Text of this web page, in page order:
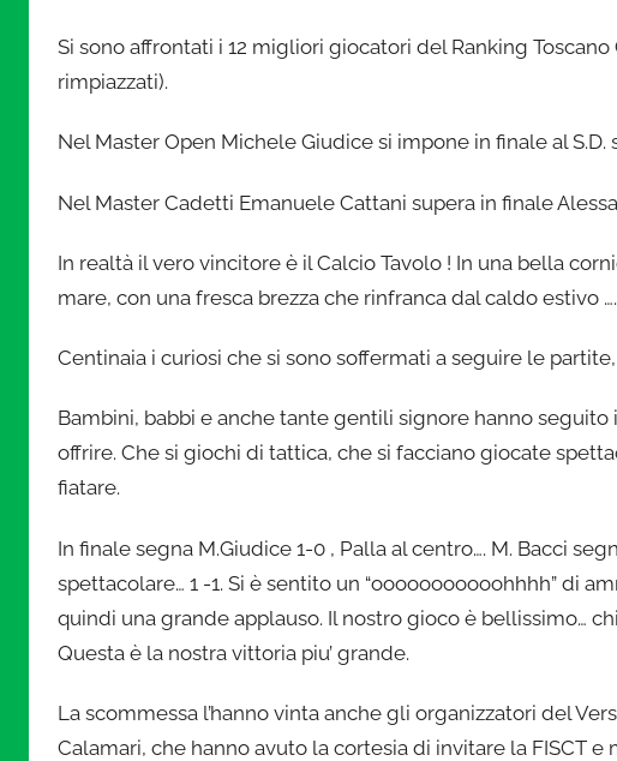
m
Si sono affrontati i 12 migliori giocatori del Ranking
rimpiazzati).
Nel Master Open Michele Giudice si impone in finale al S.D.
Nel Master Cadetti Emanuele Cattani supera in finale
In realtà il vero vincitore è il Calcio Tavolo ! In una bella
mare, con una fresca brezza che rinfranca dal caldo estivo
Centinaia i curiosi che si sono soffermati a seguire le
Bambini, babbi e anche tante gentili signore hanno
offrire. Che si giochi di tattica, che si facciano giocate
fiatare.
In finale segna M.Giudice 1-0 , Palla al centro…. M. Bacci
spettacolare… 1 -1. Si è sentito un “ooooooooooohhhh” di
quindi una grande applauso. Il nostro gioco è bellissimo… chi
Questa è la nostra vittoria piu’ grande.
La scommessa l’hanno vinta anche gli organizzatori del
Calamari, che hanno avuto la cortesia di invitare la FISCT